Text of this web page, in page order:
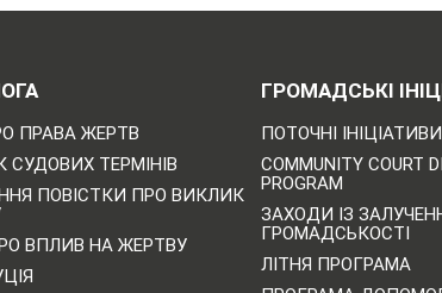
ПРАВА ЖЕРТВ
СУДОВИХ ТЕРМІНІВ
ПОВІСТКИ ПРО ВИКЛИК
ВПЛИВ НА ЖЕРТВУ
ГРОМАДСЬКІ
ПОТОЧНІ
COMMUNITY COURT
PROGRAM
ЗАХОДИ ІЗ
ГРОМАДСЬКОСТІ
ЛІТНЯ ПРОГРАМА